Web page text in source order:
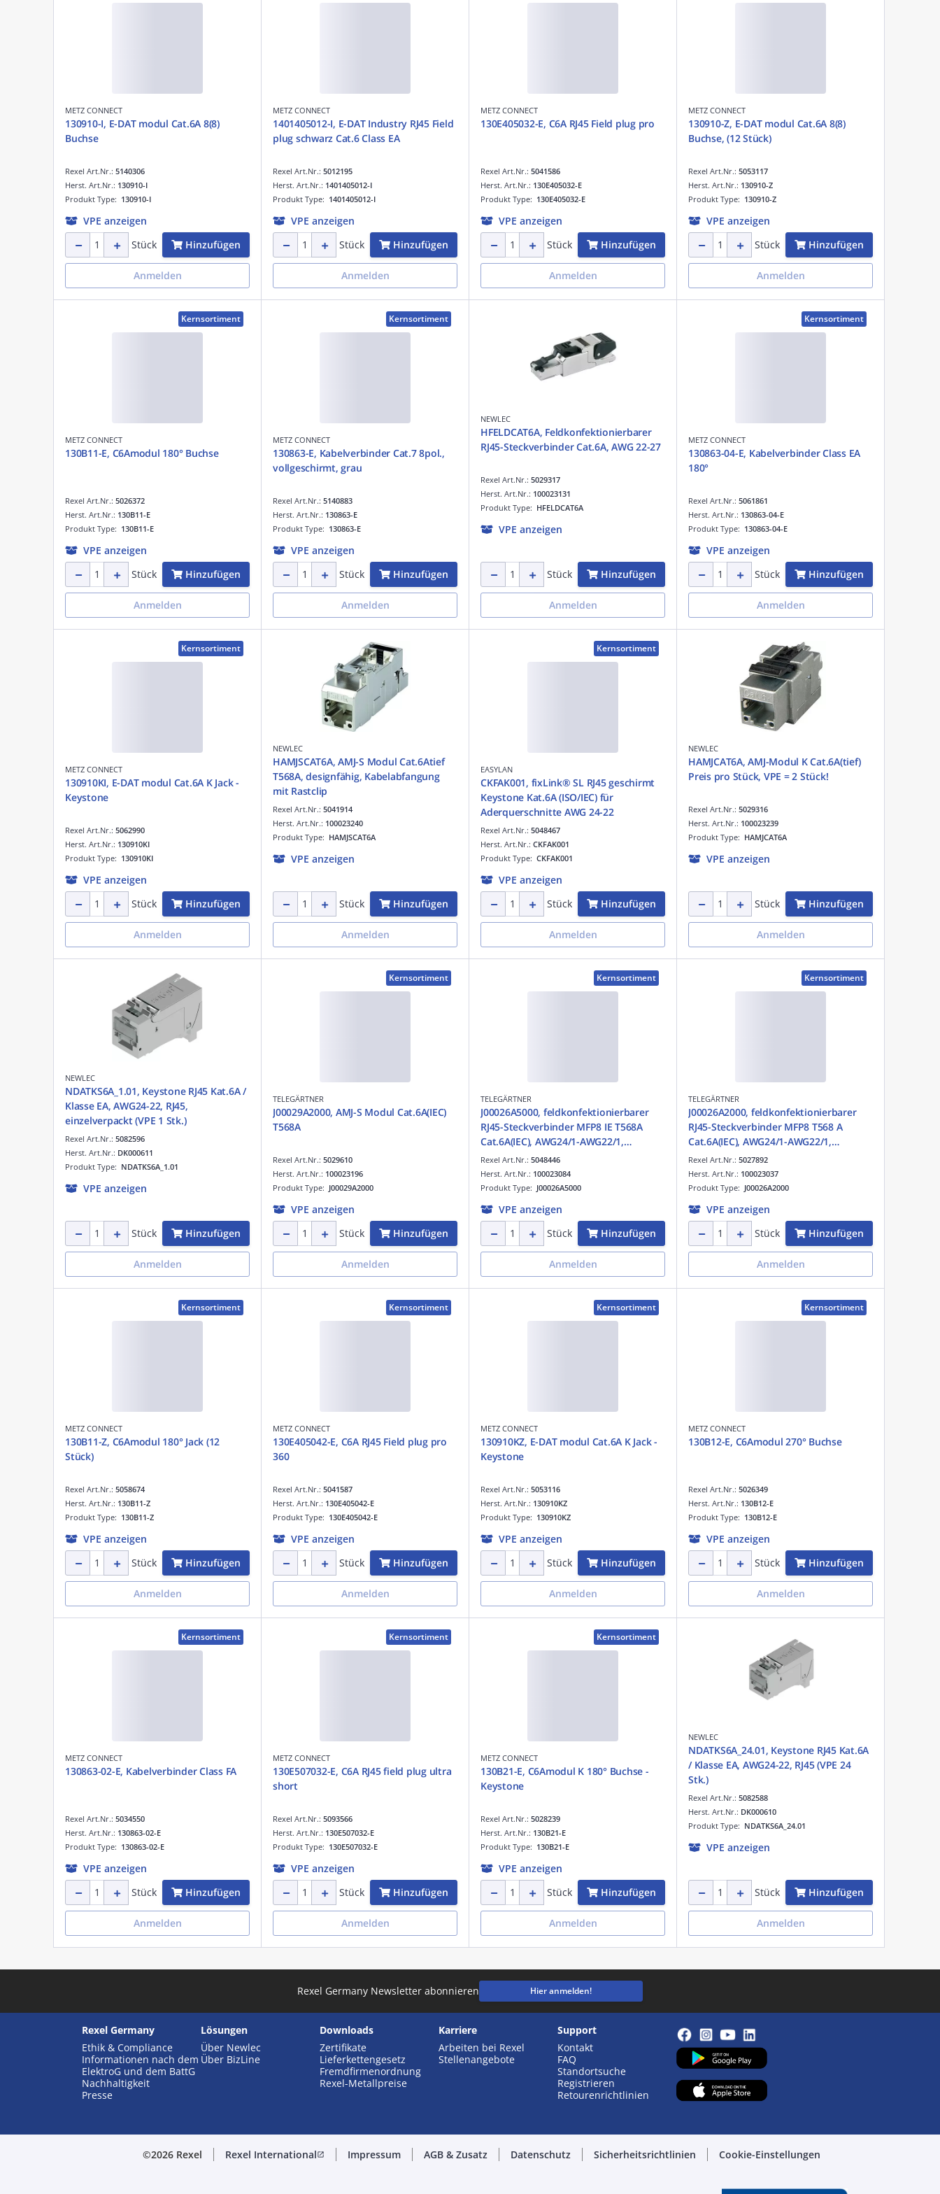
METZ CONNECT
130910-I, E-DAT modul Cat.6A 8(8)
Buchse
Rexel Art.Nr.: 5140306
Produkt Type: 130910-I
Herst. Art.Nr.: 130910-I
VPE anzeigen
Stück
Hinzufügen
Anmelden
METZ CONNECT
1401405012-I, E-DAT Industry RJ45 Field
plug schwarz Cat.6 Class EA
Rexel Art.Nr.: 5012195
Produkt Type: 1401405012-I
Herst. Art.Nr.: 1401405012-I
VPE anzeigen
Stück
Hinzufügen
Anmelden
METZ CONNECT
130E405032-E, C6A RJ45 Field plug pro
Rexel Art.Nr.: 5041586
Produkt Type: 130E405032-E
Herst. Art.Nr.: 130E405032-E
VPE anzeigen
Stück
Hinzufügen
Anmelden
METZ CONNECT
130910-Z, E-DAT modul Cat.6A 8(8)
Buchse, (12 Stück)
Rexel Art.Nr.: 5053117
Produkt Type: 130910-Z
Herst. Art.Nr.: 130910-Z
VPE anzeigen
Stück
Hinzufügen
Anmelden
Kernsortiment
METZ CONNECT
130B11-E, C6Amodul 180° Buchse
Rexel Art.Nr.: 5026372
Produkt Type: 130B11-E
Herst. Art.Nr.: 130B11-E
VPE anzeigen
Stück
Hinzufügen
Anmelden
Kernsortiment
METZ CONNECT
130863-E, Kabelverbinder Cat.7 8pol.,
vollgeschirmt, grau
Rexel Art.Nr.: 5140883
Produkt Type: 130863-E
Herst. Art.Nr.: 130863-E
VPE anzeigen
Stück
Hinzufügen
Anmelden
NEWLEC
HFELDCAT6A, Feldkonfektionierbarer
RJ45-Steckverbinder Cat.6A, AWG 22-27
Rexel Art.Nr.: 5029317
Produkt Type: HFELDCAT6A
Herst. Art.Nr.: 100023131
VPE anzeigen
Stück Hinzufügen
Anmelden
Kernsortiment
METZ CONNECT
130863-04-E, Kabelverbinder Class EA
180°
Rexel Art.Nr.: 5061861
Produkt Type: 130863-04-E
Herst. Art.Nr.: 130863-04-E
VPE anzeigen
Stück
Hinzufügen
Anmelden
Kernsortiment
METZ CONNECT
130910KI, E-DAT modul Cat.6A K Jack -
Keystone
Rexel Art.Nr.: 5062990
Produkt Type: 130910KI
Herst. Art.Nr.: 130910KI
VPE anzeigen
Stück
Hinzufügen
Anmelden
NEWLEC
HAMJSCAT6A, AMJ-S Modul Cat.6Atief
T568A, designfähig, Kabelabfangung
mit Rastclip
Rexel Art.Nr.: 5041914
Produkt Type: HAMJSCAT6A
Herst. Art.Nr.: 100023240
VPE anzeigen
Stück Hinzufügen
Anmelden
Kernsortiment
EASYLAN
CKFAK001, fixLink® SL RJ45 geschirmt
Keystone Kat.6A (ISO/IEC) für
Aderquerschnitte AWG 24-22
Rexel Art.Nr.: 5048467
Produkt Type: CKFAK001
Herst. Art.Nr.: CKFAK001
VPE anzeigen
Stück
Hinzufügen
Anmelden
NEWLEC
HAMJCAT6A, AMJ-Modul K Cat.6A(tief)
Preis pro Stück, VPE = 2 Stück!
Rexel Art.Nr.: 5029316
Produkt Type: HAMJCAT6A
Herst. Art.Nr.: 100023239
VPE anzeigen
Stück Hinzufügen
Anmelden
NEWLEC
NDATKS6A_1.01, Keystone RJ45 Kat.6A /
Klasse EA, AWG24-22, RJ45,
einzelverpackt (VPE 1 Stk.)
Rexel Art.Nr.: 5082596
Produkt Type: NDATKS6A_1.01
Herst. Art.Nr.: DK000611
VPE anzeigen
Stück Hinzufügen
Anmelden
Kernsortiment
TELEGÄRTNER
J00029A2000, AMJ-S Modul Cat.6A(IEC)
T568A
Rexel Art.Nr.: 5029610
Produkt Type: J00029A2000
Herst. Art.Nr.: 100023196
VPE anzeigen
Stück
Hinzufügen
Anmelden
Kernsortiment
TELEGÄRTNER
J00026A5000, feldkonfektionierbarer
RJ45-Steckverbinder MFP8 IE T568A
Cat.6A(IEC), AWG24/1-AWG22/1,
AWG27/7-AWG22/7
Rexel Art.Nr.: 5048446
Produkt Type: J00026A5000
Herst. Art.Nr.: 100023084
VPE anzeigen
Stück
Hinzufügen
Anmelden
Kernsortiment
TELEGÄRTNER
J00026A2000, feldkonfektionierbarer
RJ45-Steckverbinder MFP8 T568 A
Cat.6A(IEC), AWG24/1-AWG22/1,
AWG27/7-AWG22/7
Rexel Art.Nr.: 5027892
Produkt Type: J00026A2000
Herst. Art.Nr.: 100023037
VPE anzeigen
Stück
Hinzufügen
Anmelden
Kernsortiment
METZ CONNECT
130B11-Z, C6Amodul 180° Jack (12
Stück)
Rexel Art.Nr.: 5058674
Produkt Type: 130B11-Z
Herst. Art.Nr.: 130B11-Z
VPE anzeigen
Stück
Hinzufügen
Anmelden
Kernsortiment
METZ CONNECT
130E405042-E, C6A RJ45 Field plug pro
360
Rexel Art.Nr.: 5041587
Produkt Type: 130E405042-E
Herst. Art.Nr.: 130E405042-E
VPE anzeigen
Stück
Hinzufügen
Anmelden
Kernsortiment
METZ CONNECT
130910KZ, E-DAT modul Cat.6A K Jack -
Keystone
Rexel Art.Nr.: 5053116
Produkt Type: 130910KZ
Herst. Art.Nr.: 130910KZ
VPE anzeigen
Stück
Hinzufügen
Anmelden
Kernsortiment
METZ CONNECT
130B12-E, C6Amodul 270° Buchse
Rexel Art.Nr.: 5026349
Produkt Type: 130B12-E
Herst. Art.Nr.: 130B12-E
VPE anzeigen
Stück
Hinzufügen
Anmelden
Kernsortiment
METZ CONNECT
130863-02-E, Kabelverbinder Class FA
Rexel Art.Nr.: 5034550
Produkt Type: 130863-02-E
Herst. Art.Nr.: 130863-02-E
VPE anzeigen
Stück
Hinzufügen
Anmelden
Kernsortiment
METZ CONNECT
130E507032-E, C6A RJ45 field plug ultra
short
Rexel Art.Nr.: 5093566
Produkt Type: 130E507032-E
Herst. Art.Nr.: 130E507032-E
VPE anzeigen
Stück
Hinzufügen
Anmelden
Kernsortiment
METZ CONNECT
130B21-E, C6Amodul K 180° Buchse -
Keystone
Rexel Art.Nr.: 5028239
Produkt Type: 130B21-E
Herst. Art.Nr.: 130B21-E
VPE anzeigen
Stück
Hinzufügen
Anmelden
NEWLEC
NDATKS6A_24.01, Keystone RJ45 Kat.6A
/ Klasse EA, AWG24-22, RJ45 (VPE 24
Stk.)
Rexel Art.Nr.: 5082588
Produkt Type: NDATKS6A_24.01
Herst. Art.Nr.: DK000610
VPE anzeigen
Stück Hinzufügen
Anmelden
Rexel Germany Newsletter abonnieren Hier anmelden!
Rexel Germany
Ethik & Compliance
Informationen nach dem
ElektroG und dem BattG
Nachhaltigkeit
Presse
Lösungen
Über Newlec
Über BizLine
Downloads
Zertifikate
Lieferkettengesetz
Fremdfirmenordnung
Rexel-Metallpreise
Karriere
Arbeiten bei Rexel
Stellenangebote
Support
Kontakt
FAQ
Standortsuche
Registrieren
Retourenrichtlinien
©2026 Rexel Rexel Internationalopen_in_new Impressum AGB & Zusatz Datenschutz Sicherheitsrichtlinien Cookie-Einstellungen